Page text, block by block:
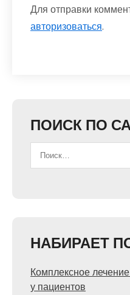
Для отправки
авторизоваться.
ПОИСК ПО
НАБИРАЕТ
Комплексное
у пациентов